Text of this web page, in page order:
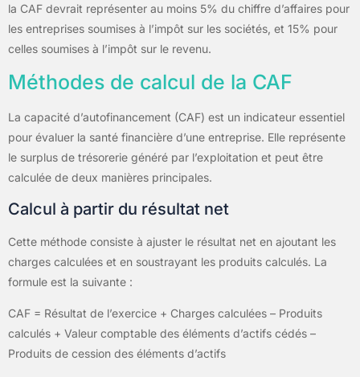
la CAF devrait représenter au moins 5% du chiffre d’affaires pour
les entreprises soumises à l’impôt sur les sociétés, et 15% pour
celles soumises à l’impôt sur le revenu.
Méthodes de calcul de la CAF
La capacité d’autofinancement (CAF) est un indicateur essentiel
pour évaluer la santé financière d’une entreprise. Elle représente
le surplus de trésorerie généré par l’exploitation et peut être
calculée de deux manières principales.
Calcul à partir du résultat net
Cette méthode consiste à ajuster le résultat net en ajoutant les
charges calculées et en soustrayant les produits calculés. La
formule est la suivante :
CAF = Résultat de l’exercice + Charges calculées – Produits
calculés + Valeur comptable des éléments d’actifs cédés –
Produits de cession des éléments d’actifs